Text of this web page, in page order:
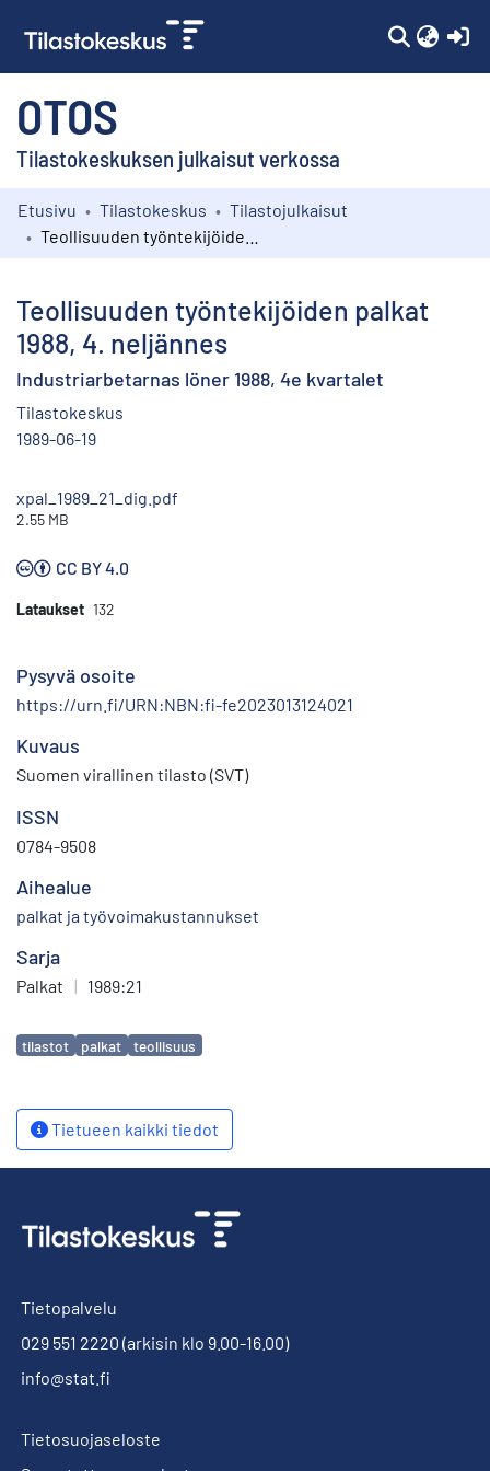
OTOS
Tilastokeskuksen julkaisut verkossa
Kokoelmat
Etusivu Tilastokeskus
Tilastojulkaisut
Teollisuuden työntekijöiden palkat
1988, 4. neljännes
Industriarbetarnas löner 1988, 4e kvartalet
Tilastokeskus
1989-06-19
xpal_1989_21_dig.pdf
2.55 MB
CC BY 4.0
Lataukset 132
Pysyvä osoite
https://urn.fi/URN:NBN:fi-fe2023013124021
Kuvaus
Suomen virallinen tilasto (SVT)
ISSN
0784-9508
Aihealue
palkat ja työvoimakustannukset
Sarja
Palkat | 1989:21
Avainsanat
tilastot palkat teollisuus
Tietueen kaikki tiedot
Tietopalvelu
029 551 2220 (arkisin klo 9.00-16.00)
info@stat.fi
Tietosuojaseloste